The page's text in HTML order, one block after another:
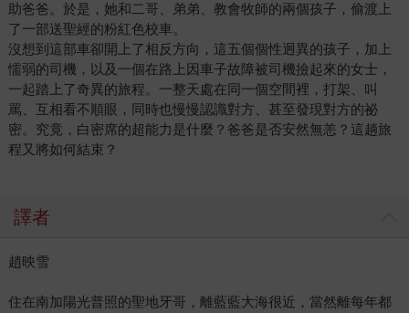
助爸爸。於是，她和二哥、弟弟、教會牧師的兩個孩子，偷渡上
了一部送聖經的粉紅色校車。
沒想到這部車卻開上了相反方向，這五個個性迥異的孩子，加上
懦弱的司機，以及一個在路上因車子故障被司機撿起來的女士，
一起踏上了奇異的旅程。一整天處在同一個空間裡，打架、叫
罵、互相看不順眼，同時也慢慢認識對方、甚至發現對方的祕
密。究竟，白密席的超能力是什麼？爸爸是否安然無恙？這趟旅
程又將如何結束？
譯者
趙映雪
住在南加陽光普照的聖地牙哥，離藍藍大海很近，當然離每年都